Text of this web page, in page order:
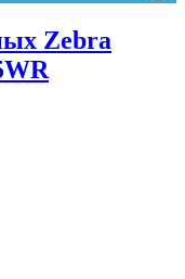
Zebra